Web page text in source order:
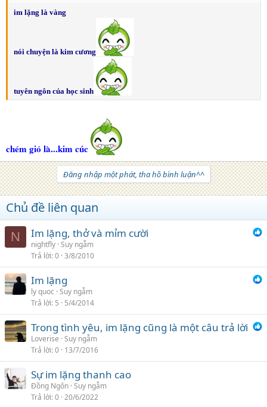
im lặng là vàng
nói chuyện là kim cương
tuyên ngôn của học sinh
chém gió là...kim cúc
Đăng nhập một phát, tha hồ bình luận^^
Chủ đề liên quan
N Im lặng, thở và mỉm cười
nightfly Suy ngẫm
Trả lời 0 3/8/2010
Im lặng
ly quoc Suy ngẫm
Trả lời 5 5/4/2014
Trong tình yêu, im lặng cũng là một câu trả lời
Loverise Suy ngẫm
Trả lời 0 13/7/2016
Sự im lặng thanh cao
Đồng Ngôn Suy ngẫm
Trả lời 0 20/6/2022